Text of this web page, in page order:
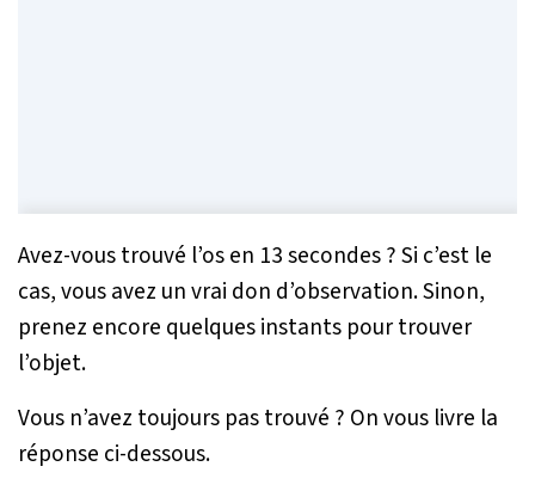
Avez-vous trouvé l’os en 13 secondes ? Si c’est le
cas, vous avez un vrai don d’observation. Sinon,
prenez encore quelques instants pour trouver
l’objet.
Vous n’avez toujours pas trouvé ? On vous livre la
réponse ci-dessous.